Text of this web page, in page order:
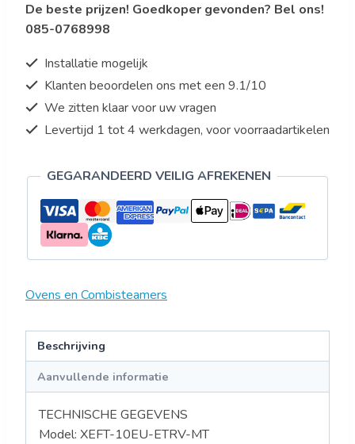
SHOP.Pro™
TOUCH
De beste prijzen! Goedkoper gevonden? Bel ons!
085-0768998
Installatie mogelijk
Klanten beoordelen ons met een 9.1/10
We zitten klaar voor uw vragen
Levertijd 1 tot 4 werkdagen, voor voorraadartikelen
GEGARANDEERD VEILIG AFREKENEN
Ovens en Combisteamers
Beschrijving
Aanvullende informatie
TECHNISCHE GEGEVENS
Model: XEFT-10EU-ETRV-MT